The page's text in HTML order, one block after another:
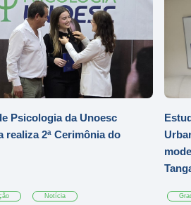
Psicologia da Unoesc
realiza 2ª Cerimônia do
Notícia